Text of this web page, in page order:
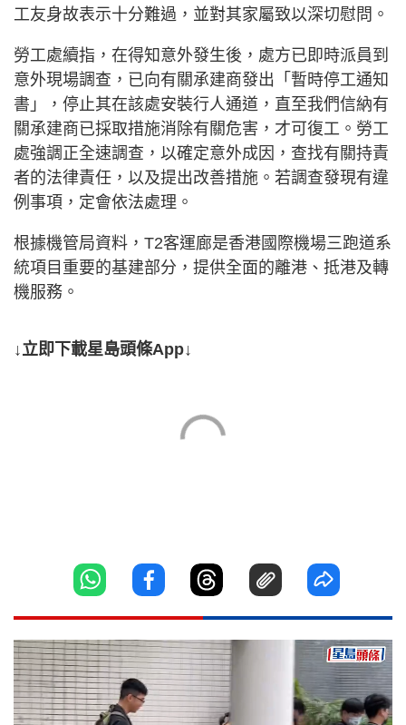
工友身故表示十分難過，並對其家屬致以深切慰問。
勞工處續指，在得知意外發生後，處方已即時派員到
意外現場調查，已向有關承建商發出「暫時停工通知
書」，停止其在該處安裝行人通道，直至我們信納有
關承建商已採取措施消除有關危害，才可復工。勞工
處強調正全速調查，以確定意外成因，查找有關持責
者的法律責任，以及提出改善措施。若調查發現有違
例事項，定會依法處理。
根據機管局資料，T2客運廊是香港國際機場三跑道系
統項目重要的基建部分，提供全面的離港、抵港及轉
機服務。
↓立即下載星島頭條App↓